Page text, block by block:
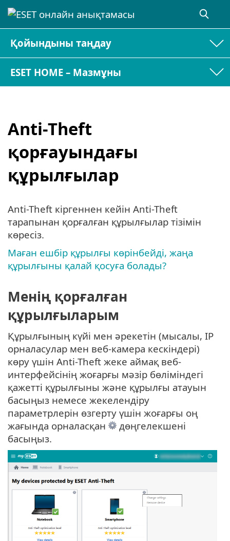
Қойындыны таңдау
ESET HOME – Мазмұны
Anti-Theft
қорғауындағы
құрылғылар
Anti-Theft кіргеннен кейін Anti-Theft
тарапынан қорғалған құрылғылар тізімін
көресіз.
Маған ешбір құрылғы көрінбейді, жаңа
құрылғыны қалай қосуға болады?
Менің қорғалған
құрылғыларым
Құрылғының күйі мен әрекетін (мысалы, IP
орналасулар мен веб-камера кескіндері)
көру үшін Anti-Theft жеке аймақ веб-
интерфейсінің жоғарғы мәзір бөліміндегі
қажетті құрылғыны және құрылғы атауын
басыңыз немесе жекелендіру
параметрлерін өзгерту үшін жоғарғы оң
жағында орналасқан
дөңгелекшені
басыңыз.